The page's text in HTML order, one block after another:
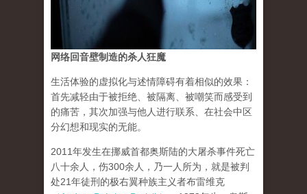
网络回音壁制造的杀人狂魔
生活体验的虚拟化与述情障碍有着相似的效果：
首先减轻由于被拒绝、被隔离、被嘲笑而感受到
的痛苦，其次加强与他人进行联系、在社会中区
分幻想和现实的无能。
2011年发生在挪威首都奥斯陆的大屠杀事件死亡
八十余人，伤300余人，乃一人所为，就是被判
处21年徒刑的极右翼种族主义者布雷维克